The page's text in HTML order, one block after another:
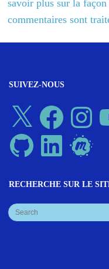
savoir plus sur la
commentaires sont
SUIVEZ-NOUS
X Facebook Instagram
GitHub LinkedIn Meetup
RECHERCHE SUR LE